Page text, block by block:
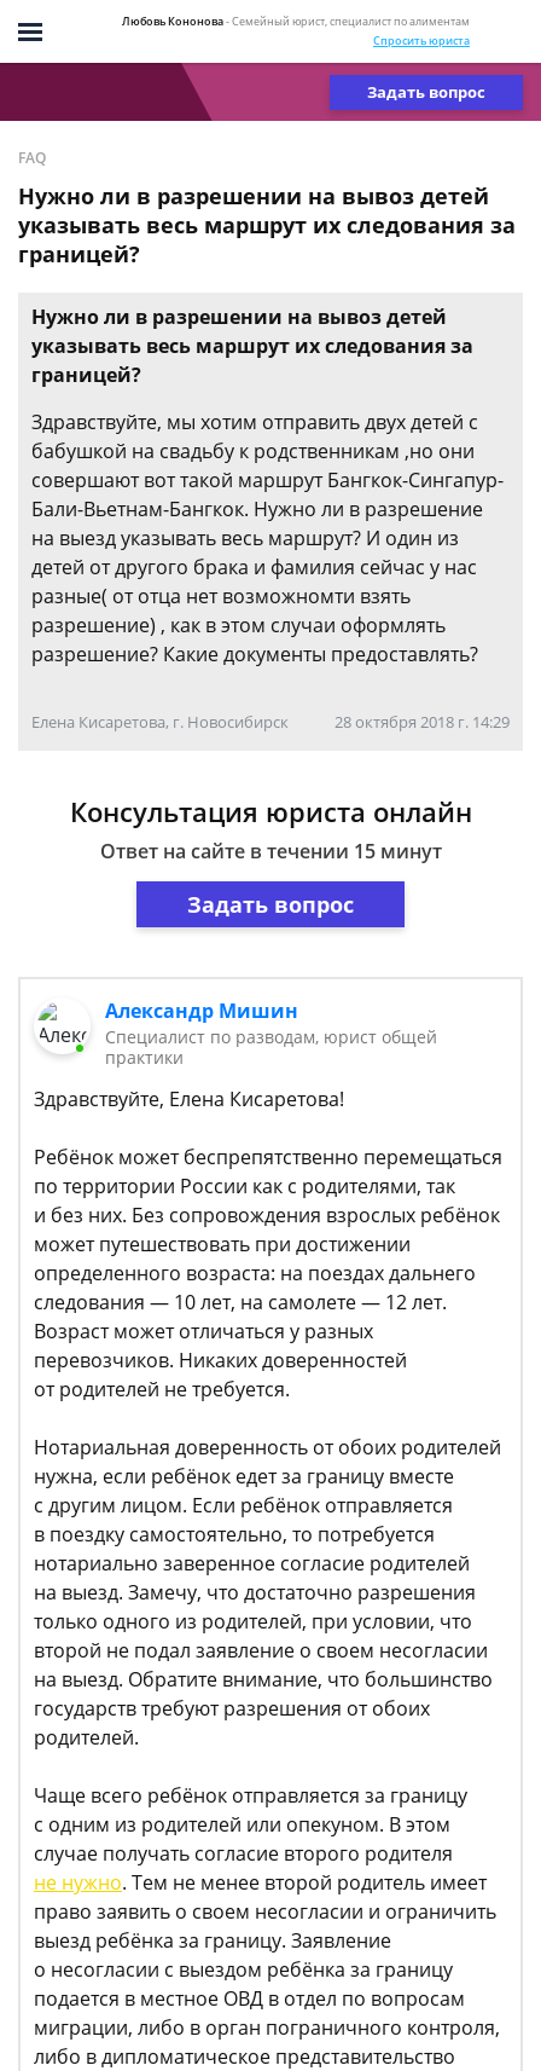
Любовь Кононова- Семейный юрист, специалист по алиментам
Спросить юриста
Задать вопрос
FAQ
Нужно ли в разрешении на вывоз детей
указывать весь маршрут их следования за
границей?
Нужно ли в разрешении на вывоз детей
указывать весь маршрут их следования за
границей?
Здравствуйте, мы хотим отправить двух детей с
бабушкой на свадьбу к родственникам ,но они
совершают вот такой маршрут Бангкок-Сингапур-
Бали-Вьетнам-Бангкок. Нужно ли в разрешение
на выезд указывать весь маршрут? И один из
детей от другого брака и фамилия сейчас у нас
разные( от отца нет возможномти взять
разрешение) , как в этом случаи оформлять
разрешение? Какие документы предоставлять?
Елена Кисаретова, г. Новосибирск 28 октября 2018 г. 14:29
Консультация юриста онлайн
Ответ на сайте в течении 15 минут
Задать вопрос
Александр Мишин
Специалист по разводам, юрист общей
практики
Здравствуйте, Елена Кисаретова!
Ребёнок может беспрепятственно перемещаться
по территории России как с родителями, так
и без них. Без сопровождения взрослых ребёнок
может путешествовать при достижении
определенного возраста: на поездах дальнего
следования — 10 лет, на самолете — 12 лет.
Возраст может отличаться у разных
перевозчиков. Никаких доверенностей
от родителей не требуется.
Нотариальная доверенность от обоих родителей
нужна, если ребёнок едет за границу вместе
с другим лицом. Если ребёнок отправляется
в поездку самостоятельно, то потребуется
нотариально заверенное согласие родителей
на выезд. Замечу, что достаточно разрешения
только одного из родителей, при условии, что
второй не подал заявление о своем несогласии
на выезд. Обратите внимание, что большинство
государств требуют разрешения от обоих
родителей.
Чаще всего ребёнок отправляется за границу
с одним из родителей или опекуном. В этом
случае получать согласие второго родителя
не нужно. Тем не менее второй родитель имеет
право заявить о своем несогласии и ограничить
выезд ребёнка за границу. Заявление
о несогласии с выездом ребёнка за границу
подается в местное ОВД в отдел по вопросам
миграции, либо в орган пограничного контроля,
либо в дипломатическое представительство